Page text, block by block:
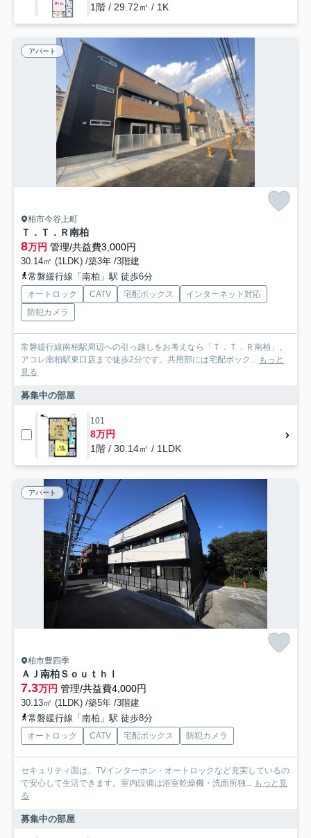
1階 / 29.72㎡ / 1K
アパート
柏市今谷上町
Ｔ．Ｔ．Ｒ南柏
8万円 管理/共益費3,000円
30.14㎡ (1LDK) /築3年 /3階建
常磐緩行線「南柏」駅 徒歩6分
オートロック CATV 宅配ボックス
インターネット対応
防犯カメラ
常磐緩行線南柏駅周辺への引っ越しをお考えなら「Ｔ．Ｔ．Ｒ南柏」。
アコレ南柏駅東口店まで徒歩2分です。共用部には宅配ボック... もっと
見る
募集中の部屋
101
8万円
1階 / 30.14㎡ / 1LDK
アパート
柏市豊四季
ＡＪ南柏ＳｏｕｔｈⅠ
7.3万円 管理/共益費4,000円
30.13㎡ (1LDK) /築5年 /3階建
常磐緩行線「南柏」駅 徒歩8分
オートロック CATV 宅配ボックス 防犯カメラ
セキュリティ面は、TVインターホン・オートロックなど充実しているの
で安心して生活できます。室内設備は浴室乾燥機・洗面所独... もっと見
る
募集中の部屋